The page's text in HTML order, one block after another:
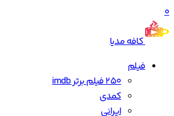
0
کافه مدیا
فیلم
250 فیلم برتر imdb
کمدی
ایرانی